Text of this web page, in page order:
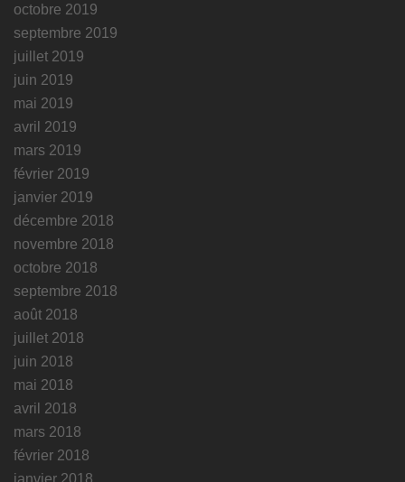
octobre 2019
septembre 2019
juillet 2019
juin 2019
mai 2019
avril 2019
mars 2019
février 2019
janvier 2019
décembre 2018
novembre 2018
octobre 2018
septembre 2018
août 2018
juillet 2018
juin 2018
mai 2018
avril 2018
mars 2018
février 2018
janvier 2018